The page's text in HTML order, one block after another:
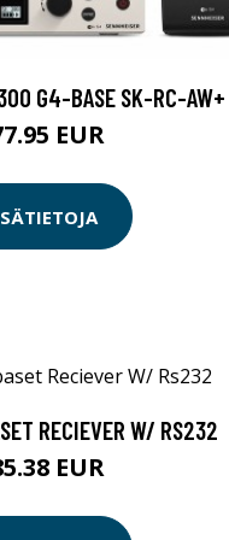
G4-BASE SK-RC-
EUR
RECIEVER W/ RS232
EUR